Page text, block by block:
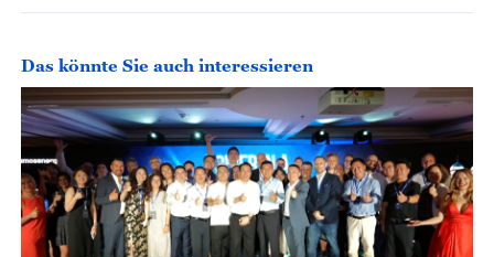
Das könnte Sie auch interessieren